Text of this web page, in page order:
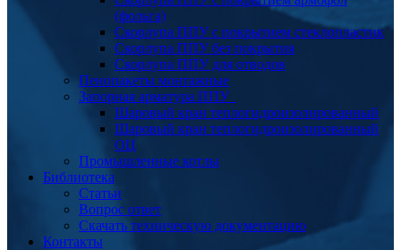
(фольга)
Скорлупа ППУ с покрытием стеклопластик
Скорлупа ППУ без покрытия
Скорлупа ППУ для отводов
Пенопакеты монтажные
Запорная арматура ППУ
Шаровый кран теплогидроизолированный
Шаровый кран теплогидроизолированный
ОЦ
Промышленные котлы
Библиотека
Статьи
Вопрос ответ
Скачать техническую документацию
Контакты